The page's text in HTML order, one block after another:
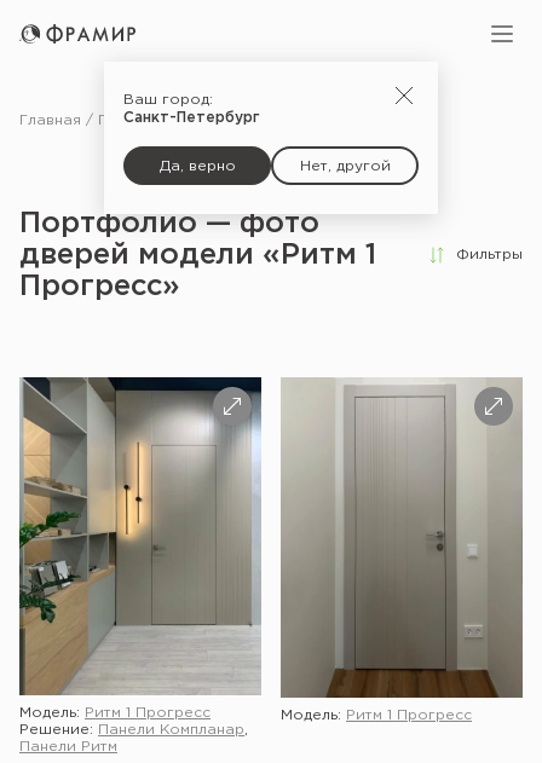
Ваш город:
Санкт-Петербург
Да, верно Нет, другой
Главная Портфолио
Портфолио — фото
дверей модели «Ритм 1
Прогресс»
Фильтры
Модель:
Ритм 1 Прогресс
Решение:
Панели Компланар
Панели Ритм
Модель: Ритм 1 Прогресс